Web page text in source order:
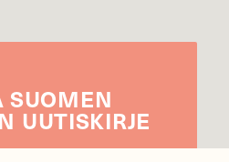
SUOMEN
UUTIS­KIRJE